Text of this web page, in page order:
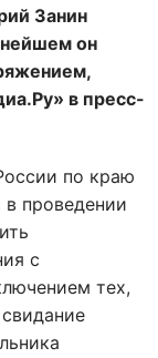
Занин
он
в пресс-
по краю
в проведении
с
тех,